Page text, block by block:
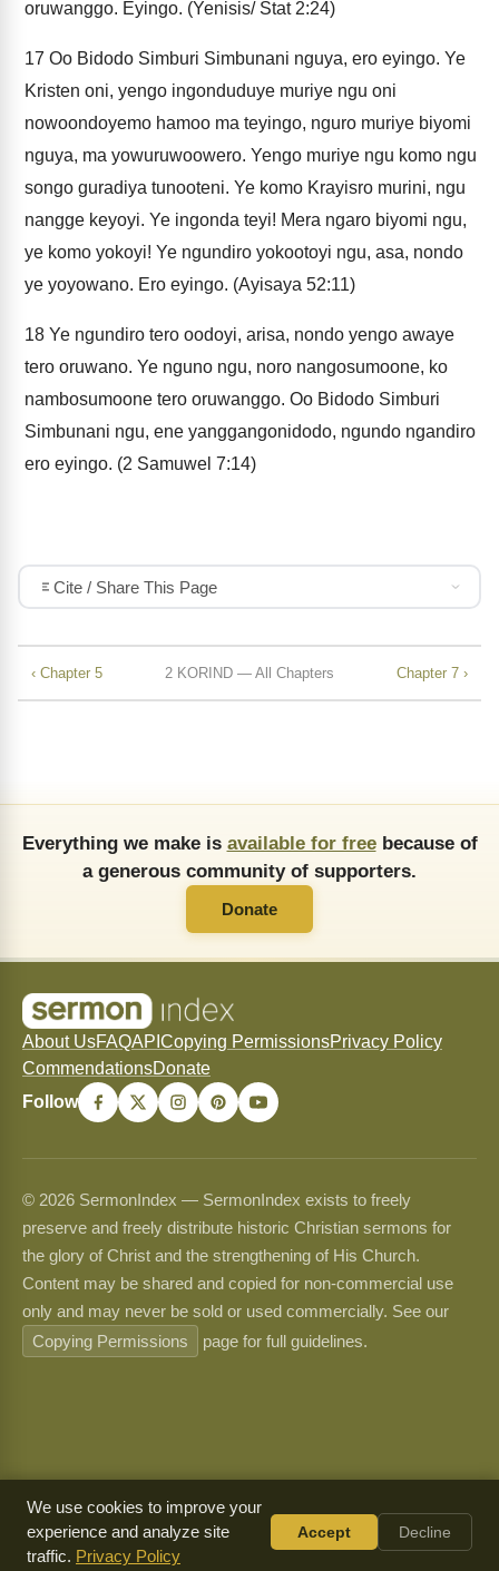
oruwanggo. Eyingo. (Yenisis/ Stat 2:24)
17 Oo Bidodo Simburi Simbunani nguya, ero eyingo. Ye
Kristen oni, yengo ingonduduye muriye ngu oni
nowoondoyemo hamoo ma teyingo, nguro muriye biyomi
nguya, ma yowuruwoowero. Yengo muriye ngu komo ngu
songo guradiya tunooteni. Ye komo Krayisro murini, ngu
nangge keyoyi. Ye ingonda teyi! Mera ngaro biyomi ngu,
ye komo yokoyi! Ye ngundiro yokootoyi ngu, asa, nondo
ye yoyowano. Ero eyingo. (Ayisaya 52:11)
18 Ye ngundiro tero oodoyi, arisa, nondo yengo awaye
tero oruwano. Ye nguno ngu, noro nangosumoone, ko
nambosumoone tero oruwanggo. Oo Bidodo Simburi
Simbunani ngu, ene yanggangonidodo, ngundo ngandiro
ero eyingo. (2 Samuwel 7:14)
Cite / Share This Page
‹ Chapter 5 2 KORIND — All Chapters Chapter 7 ›
Everything we make is available for freebecause of
a generous community of supporters.
Donate
About UsFAQAPI Copying PermissionsPrivacy Policy
CommendationsDonate
Follow
© 2026 SermonIndex — SermonIndex exists to freely
preserve and freely distribute historic Christian sermons for
the glory of Christ and the strengthening of His Church.
Content may be shared and copied for non-commercial use
only and may never be sold or used commercially. See our
Copying Permissions
page for full guidelines.
We use cookies to improve your
experience and analyze site
traffic. Privacy Policy
Accept Decline